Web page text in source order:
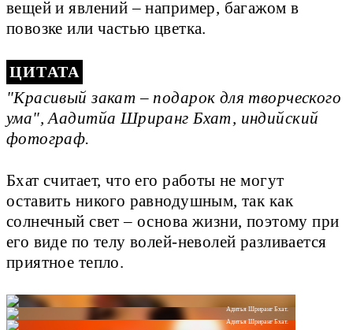
вещей и явлений – например, багажом в
повозке или частью цветка.
"Красивый закат – подарок для творческого
ума", Аадитйа Шриранг Бхат, индийский
фотограф.
Бхат считает, что его работы не могут
оставить никого равнодушным, так как
солнечный свет – основа жизни, поэтому при
его виде по телу волей-неволей разливается
приятное тепло.
Адитья Шриранг Бхат.
Адитья Шриранг Бхат.